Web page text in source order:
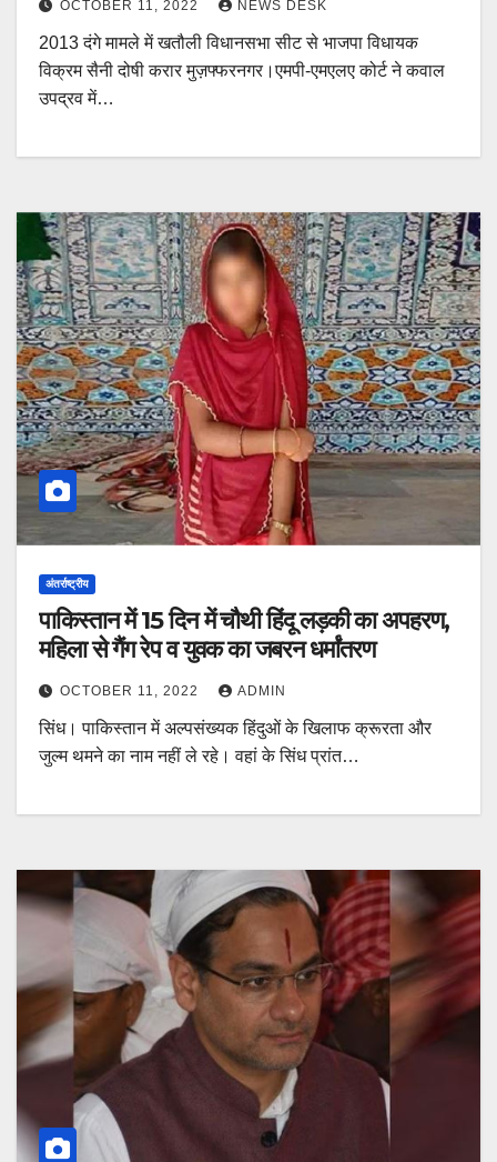
OCTOBER 11, 2022 NEWS DESK
2013 दंगे मामले में खतौली विधानसभा सीट से भाजपा विधायक
विक्रम सैनी दोषी करार मुज़फ्फरनगर।एमपी-एमएलए कोर्ट ने कवाल
उपद्रव में…
अंतर्राष्ट्रीय
पाकिस्तान में 15 दिन में चौथी हिंदू लड़की का अपहरण,
महिला से गैंग रेप व युवक का जबरन धर्मांतरण
OCTOBER 11, 2022 ADMIN
सिंध। पाकिस्तान में अल्पसंख्यक हिंदुओं के खिलाफ क्रूरता और
जुल्म थमने का नाम नहीं ले रहे। वहां के सिंध प्रांत…